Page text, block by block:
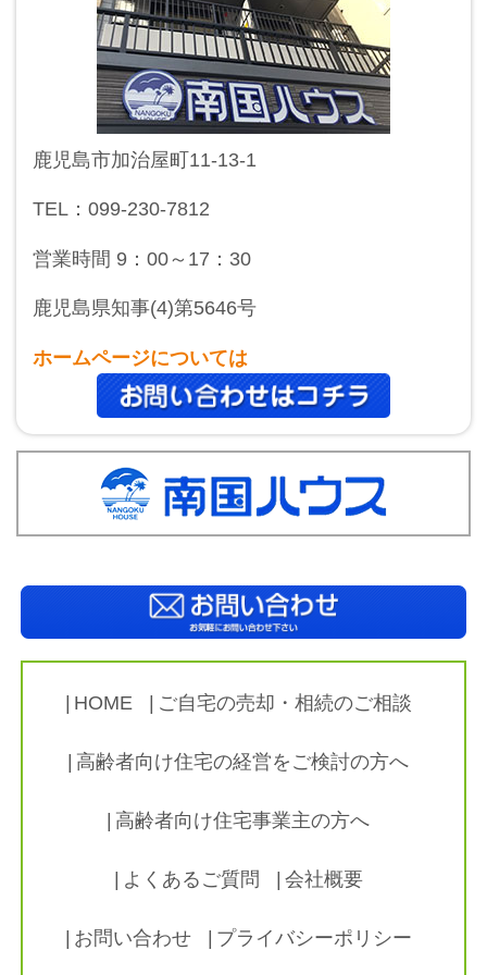
鹿児島市加治屋町11-13-1
TEL：099-230-7812
営業時間 9：00～17：30
鹿児島県知事(4)第5646号
ホームページについては
HOME ご自宅の売却・相続のご相談
高齢者向け住宅の経営をご検討の方へ
高齢者向け住宅事業主の方へ
よくあるご質問 会社概要
お問い合わせ プライバシーポリシー